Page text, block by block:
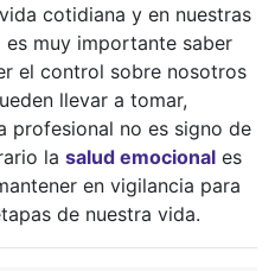
cotidiana y en nuestras
es muy importante saber
el control sobre nosotros
llevar a tomar,
profesional no es signo de
la salud emocional es
en vigilancia para
de nuestra vida.